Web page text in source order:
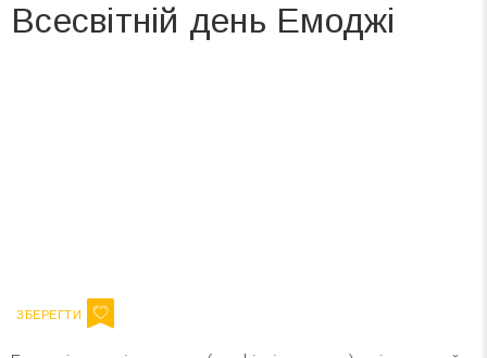
Всесвітній день Емоджі